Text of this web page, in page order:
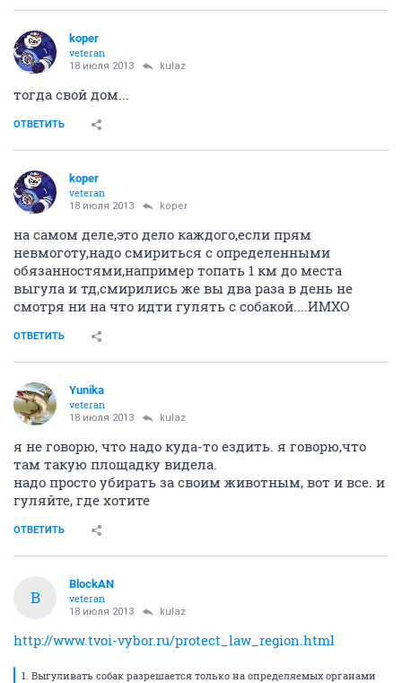
koper
veteran
18 июля 2013 kulaz
тогда свой дом...
ОТВЕТИТЬ
koper
veteran
18 июля 2013 koper
на самом деле,это дело каждого,если прям
невмоготу,надо смириться с определенными
обязанностями,например топать 1 км до места
выгула и тд,смирились же вы два раза в день не
смотря ни на что идти гулять с собакой....ИМХО
ОТВЕТИТЬ
Yunika
veteran
18 июля 2013 kulaz
я не говорю, что надо куда-то ездить. я говорю,что
там такую площадку видела.
надо просто убирать за своим животным, вот и все. и
гуляйте, где хотите
ОТВЕТИТЬ
B
BlockAN
veteran
18 июля 2013 kulaz
http://www.tvoi-vybor.ru/protect_law_region.html
1. Выгуливать собак разрешается только на определяемых органами